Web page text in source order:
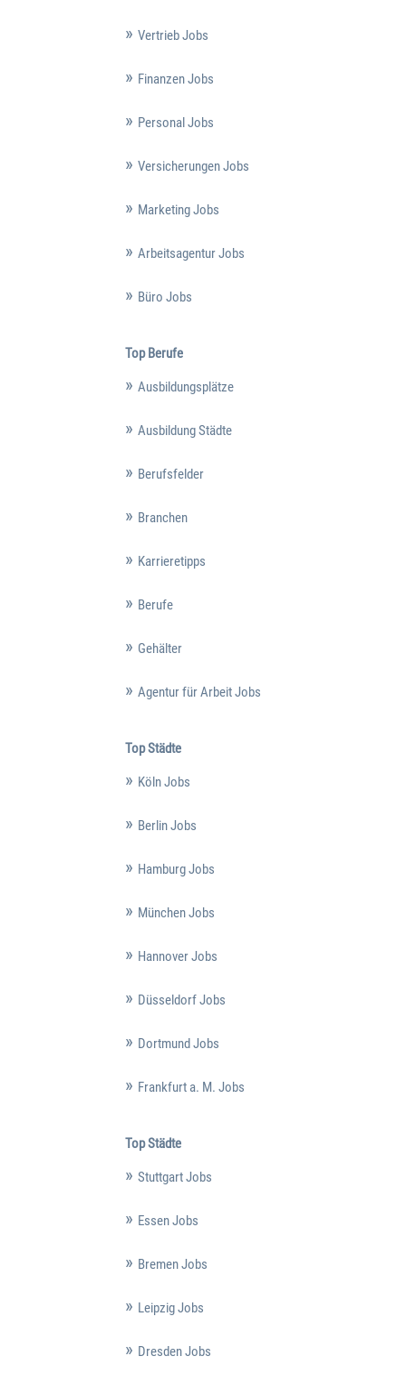
Vertrieb Jobs
Finanzen Jobs
Personal Jobs
Versicherungen Jobs
Marketing Jobs
Arbeitsagentur Jobs
Büro Jobs
Top Berufe
Ausbildungsplätze
Ausbildung Städte
Berufsfelder
Branchen
Karrieretipps
Berufe
Gehälter
Agentur für Arbeit Jobs
Top Städte
Köln Jobs
Berlin Jobs
Hamburg Jobs
München Jobs
Hannover Jobs
Düsseldorf Jobs
Dortmund Jobs
Frankfurt a. M. Jobs
Top Städte
Stuttgart Jobs
Essen Jobs
Bremen Jobs
Leipzig Jobs
Dresden Jobs